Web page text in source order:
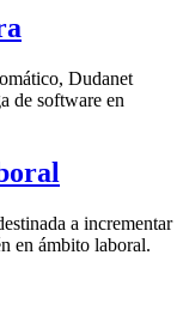
Dudanet
de software en
a incrementar
en ámbito laboral.